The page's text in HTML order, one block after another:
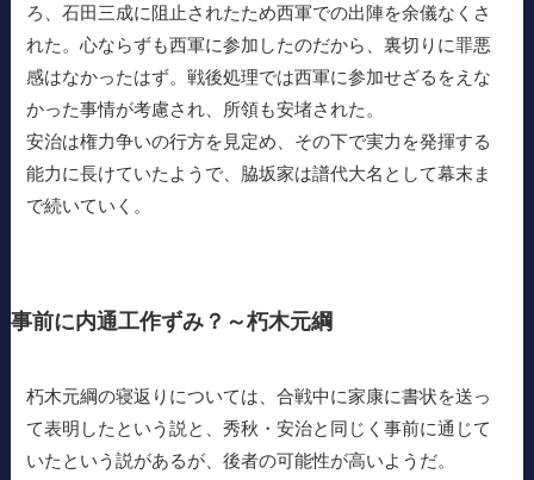
ろ、石田三成に阻止されたため西軍での出陣を余儀なくさ
れた。心ならずも西軍に参加したのだから、裏切りに罪悪
感はなかったはず。戦後処理では西軍に参加せざるをえな
かった事情が考慮され、所領も安堵された。
安治は権力争いの行方を見定め、その下で実力を発揮する
能力に長けていたようで、脇坂家は譜代大名として幕末ま
で続いていく。
事前に内通工作ずみ？～朽木元綱
朽木元綱の寝返りについては、合戦中に家康に書状を送っ
て表明したという説と、秀秋・安治と同じく事前に通じて
いたという説があるが、後者の可能性が高いようだ。